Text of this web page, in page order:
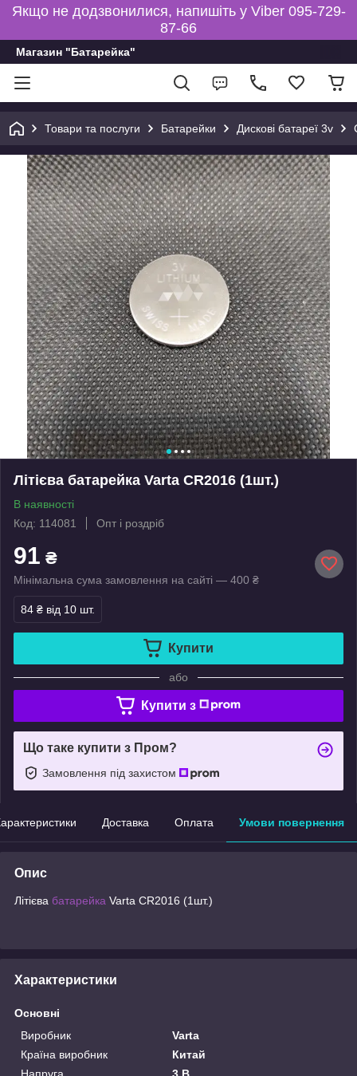
Якщо не додзвонилися, напишіть у Viber 095-729-
87-66
Магазин "Батарейка"
Товари та послуги Батарейки Дискові батареї 3v
Літієва батарейка Varta CR2016 (1шт.)
В наявності
Код: 114081
Опт і роздріб
91 ₴
Мінімальна сума замовлення на сайті — 400 ₴
84 ₴ від 10 шт.
Купити
або
Купити з
Що таке купити з Пром?
Замовлення під захистом
Доставка Оплата Умови повернення
Опис
Літієва батарейка Varta CR2016 (1шт.)
Характеристики
Основні
Виробник
Varta
Країна виробник
Китай
Напруга
3 В